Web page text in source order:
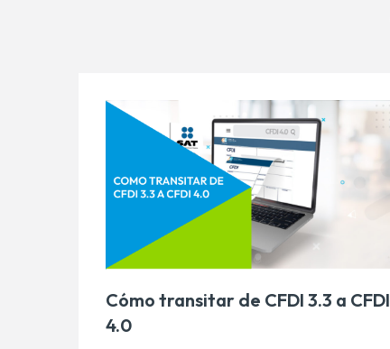
Cómo transitar de CFDI 3.3 a CFDI
4.0